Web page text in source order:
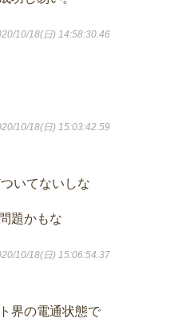
10/18(日) 14:58:30.46
10/18(日) 15:03:42.59
いてないしな
題かもな
10/18(日) 15:06:54.37
界の電通状態で